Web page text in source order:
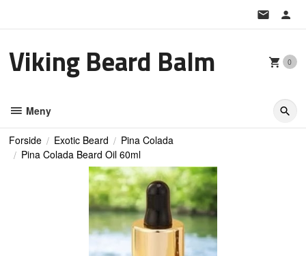
Viking Beard Balm 0
Meny
Forside Exotic Beard
Pina Colada
Pina Colada Beard Oil 60ml